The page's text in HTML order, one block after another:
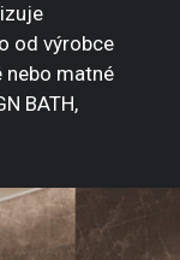
od výrobce
nebo matné
BATH,